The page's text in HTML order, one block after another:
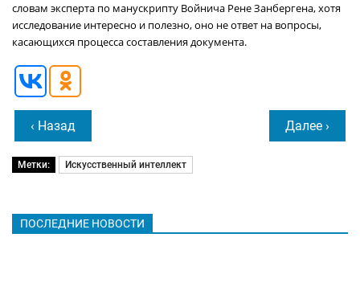
словам эксперта по манускрипту Войнича Рене Занбергена, хотя
исследование интересно и полезно, оно не ответ на вопросы,
касающихся процесса составления документа.
‹ Назад Далее ›
Метки: Искусственный интеллект
ПОСЛЕДНИЕ НОВОСТИ